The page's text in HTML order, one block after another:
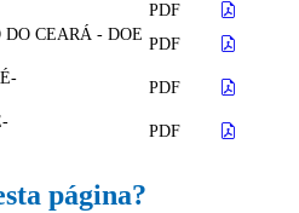
PDF
CEARÁ - DOE
PDF
PDF
PDF
página?